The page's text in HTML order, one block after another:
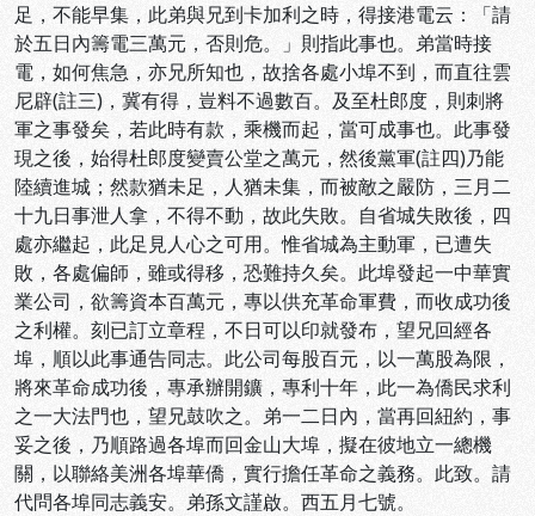
足，不能早集，此弟與兄到卡加利之時，得接港電云：「請
於五日內籌電三萬元，否則危。」則指此事也。弟當時接
電，如何焦急，亦兄所知也，故捨各處小埠不到，而直往雲
尼辟(註三)，冀有得，豈料不過數百。及至杜郎度，則刺將
軍之事發矣，若此時有款，乘機而起，當可成事也。此事發
現之後，始得杜郎度變賣公堂之萬元，然後黨軍(註四)乃能
陸續進城；然款猶未足，人猶未集，而被敵之嚴防，三月二
十九日事泄人拿，不得不動，故此失敗。自省城失敗後，四
處亦繼起，此足見人心之可用。惟省城為主動軍，已遭失
敗，各處偏師，雖或得移，恐難持久矣。此埠發起一中華實
業公司，欲籌資本百萬元，專以供充革命軍費，而收成功後
之利權。刻已訂立章程，不日可以印就發布，望兄回經各
埠，順以此事通告同志。此公司每股百元，以一萬股為限，
將來革命成功後，專承辦開鑛，專利十年，此一為僑民求利
之一大法門也，望兄鼓吹之。弟一二日內，當再回紐約，事
妥之後，乃順路過各埠而回金山大埠，擬在彼地立一總機
關，以聯絡美洲各埠華僑，實行擔任革命之義務。此致。請
代問各埠同志義安。弟孫文謹啟。西五月七號。